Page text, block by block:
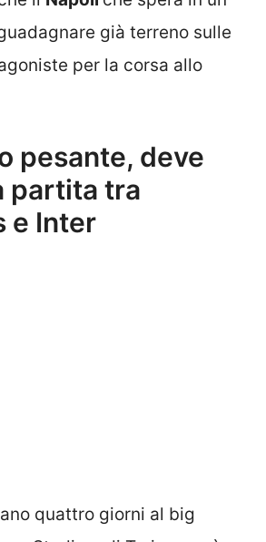
già terreno sulle
per la corsa allo
pesante, deve
partita tra
e Inter
quattro giorni al big